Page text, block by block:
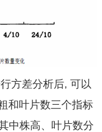
方差分析后, 可以
和叶片数三个指标
中株高、叶片数分